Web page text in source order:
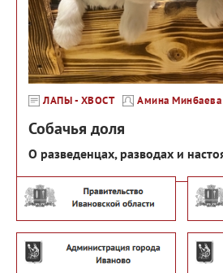
ЛАПЫ - ХВОСТ Амина Минбаева
Собачья доля
О разведенцах, разводах и